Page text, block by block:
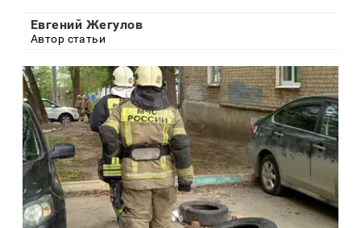
Евгений Жегулов
Автор статьи